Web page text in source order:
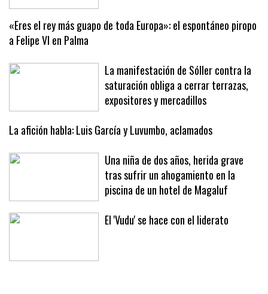
«Eres el rey más guapo de toda Europa»: el espontáneo piropo
a Felipe VI en Palma
La manifestación de Sóller contra la
saturación obliga a cerrar terrazas,
expositores y mercadillos
La afición habla: Luis García y Luvumbo, aclamados
Una niña de dos años, herida grave
tras sufrir un ahogamiento en la
piscina de un hotel de Magaluf